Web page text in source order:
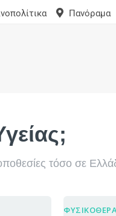
Πανόραμα
τόσο σε